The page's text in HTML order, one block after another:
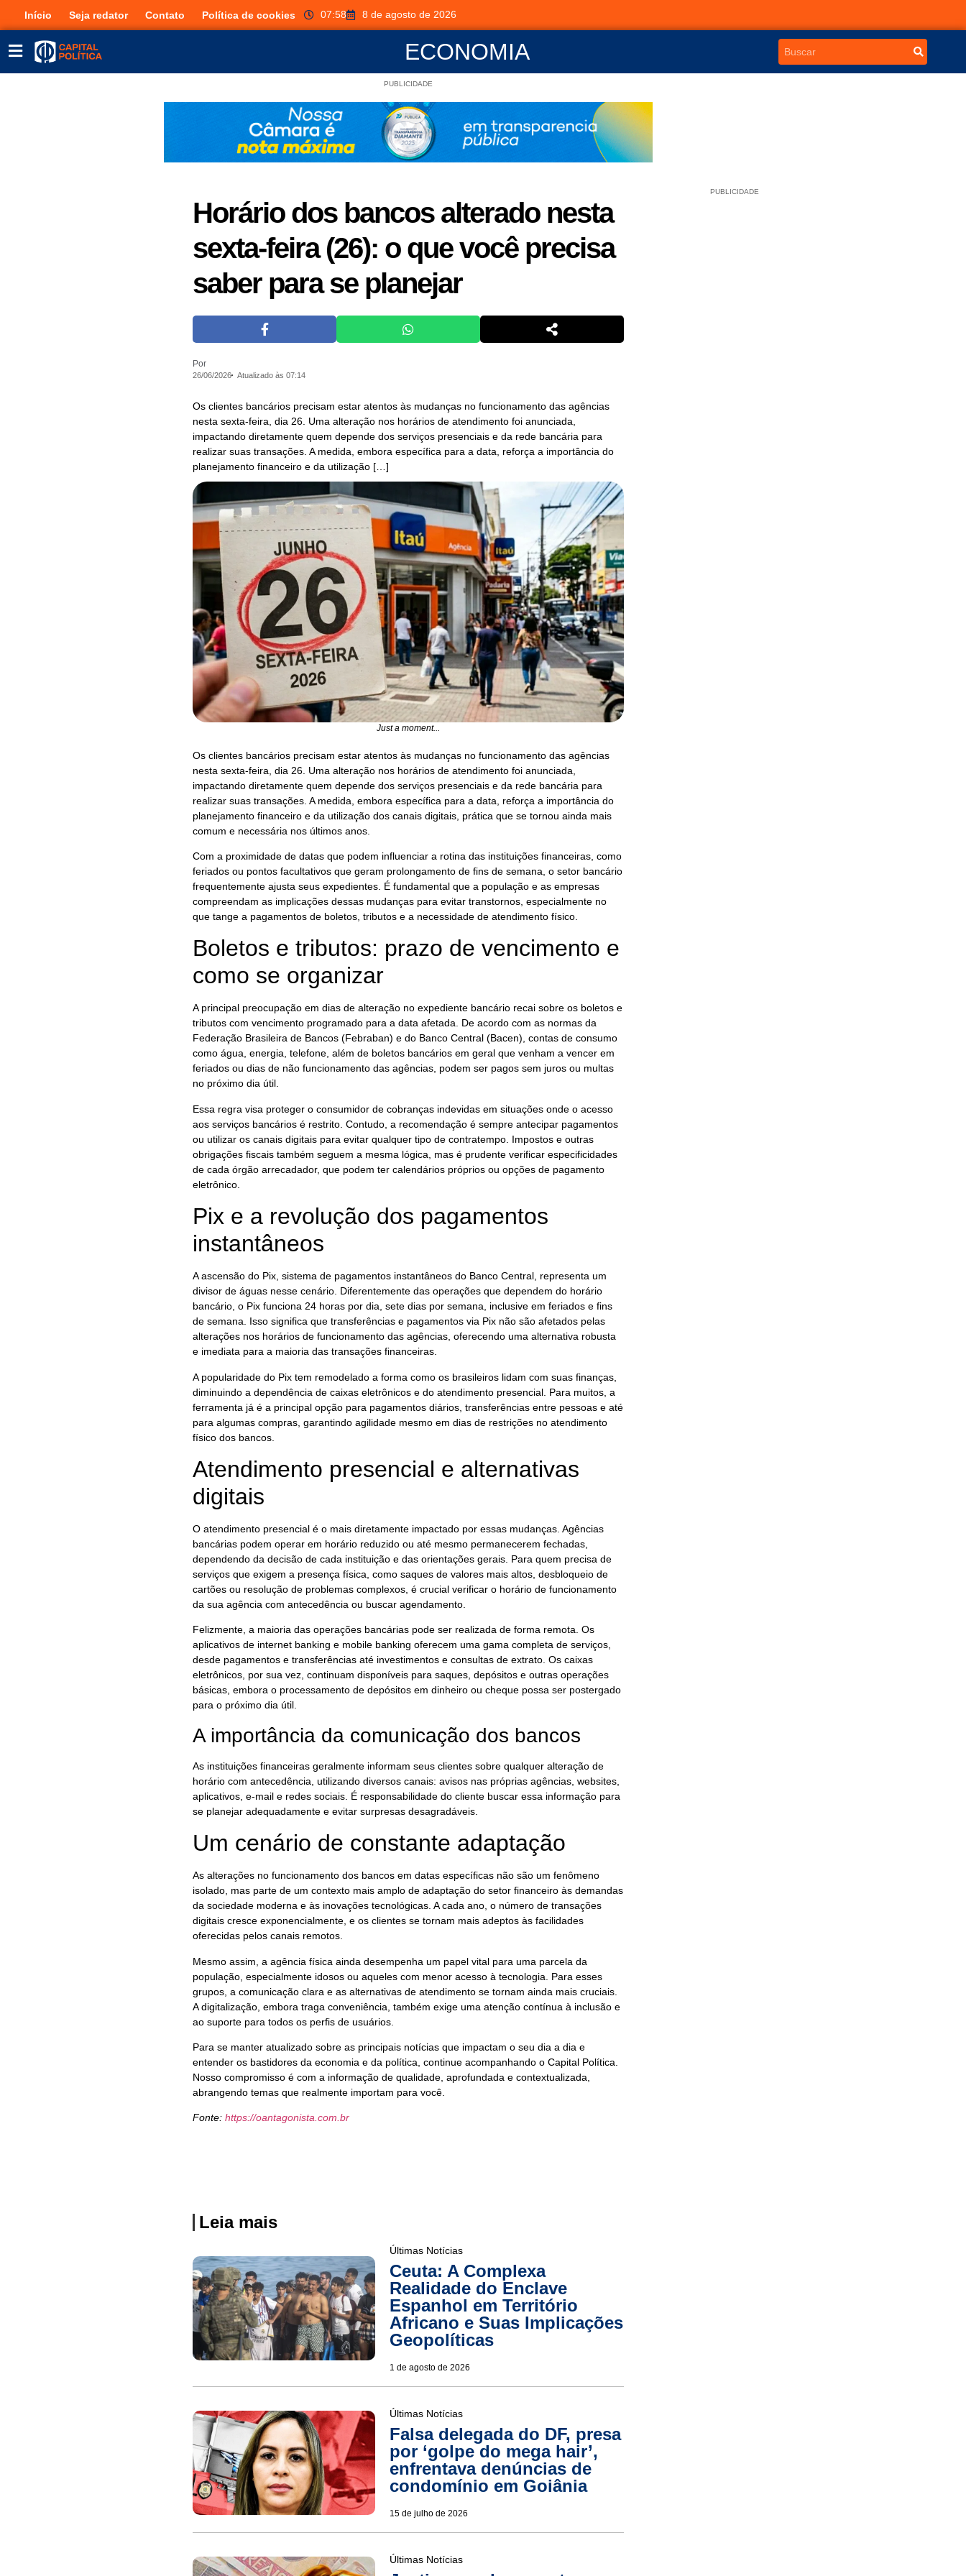
Início Seja redator Contato Política de cookies 07:58 8 de agosto de 2026
ECONOMIA
PUBLICIDADE
Horário dos bancos alterado nesta
sexta-feira (26): o que você precisa
saber para se planejar
Por
26/06/2026 Atualizado às 07:14
Os clientes bancários precisam estar atentos às mudanças no funcionamento das agências
nesta sexta-feira, dia 26. Uma alteração nos horários de atendimento foi anunciada,
impactando diretamente quem depende dos serviços presenciais e da rede bancária para
realizar suas transações. A medida, embora específica para a data, reforça a importância do
planejamento financeiro e da utilização […]
Just a moment...
Os clientes bancários precisam estar atentos às mudanças no funcionamento das agências
nesta sexta-feira, dia 26. Uma alteração nos horários de atendimento foi anunciada,
impactando diretamente quem depende dos serviços presenciais e da rede bancária para
realizar suas transações. A medida, embora específica para a data, reforça a importância do
planejamento financeiro e da utilização dos canais digitais, prática que se tornou ainda mais
comum e necessária nos últimos anos.
Com a proximidade de datas que podem influenciar a rotina das instituições financeiras, como
feriados ou pontos facultativos que geram prolongamento de fins de semana, o setor bancário
frequentemente ajusta seus expedientes. É fundamental que a população e as empresas
compreendam as implicações dessas mudanças para evitar transtornos, especialmente no
que tange a pagamentos de boletos, tributos e a necessidade de atendimento físico.
Boletos e tributos: prazo de vencimento e
como se organizar
A principal preocupação em dias de alteração no expediente bancário recai sobre os boletos e
tributos com vencimento programado para a data afetada. De acordo com as normas da
Federação Brasileira de Bancos (Febraban) e do Banco Central (Bacen), contas de consumo
como água, energia, telefone, além de boletos bancários em geral que venham a vencer em
feriados ou dias de não funcionamento das agências, podem ser pagos sem juros ou multas
no próximo dia útil.
Essa regra visa proteger o consumidor de cobranças indevidas em situações onde o acesso
aos serviços bancários é restrito. Contudo, a recomendação é sempre antecipar pagamentos
ou utilizar os canais digitais para evitar qualquer tipo de contratempo. Impostos e outras
obrigações fiscais também seguem a mesma lógica, mas é prudente verificar especificidades
de cada órgão arrecadador, que podem ter calendários próprios ou opções de pagamento
eletrônico.
Pix e a revolução dos pagamentos
instantâneos
A ascensão do Pix, sistema de pagamentos instantâneos do Banco Central, representa um
divisor de águas nesse cenário. Diferentemente das operações que dependem do horário
bancário, o Pix funciona 24 horas por dia, sete dias por semana, inclusive em feriados e fins
de semana. Isso significa que transferências e pagamentos via Pix não são afetados pelas
alterações nos horários de funcionamento das agências, oferecendo uma alternativa robusta
e imediata para a maioria das transações financeiras.
A popularidade do Pix tem remodelado a forma como os brasileiros lidam com suas finanças,
diminuindo a dependência de caixas eletrônicos e do atendimento presencial. Para muitos, a
ferramenta já é a principal opção para pagamentos diários, transferências entre pessoas e até
para algumas compras, garantindo agilidade mesmo em dias de restrições no atendimento
físico dos bancos.
Atendimento presencial e alternativas
digitais
O atendimento presencial é o mais diretamente impactado por essas mudanças. Agências
bancárias podem operar em horário reduzido ou até mesmo permanecerem fechadas,
dependendo da decisão de cada instituição e das orientações gerais. Para quem precisa de
serviços que exigem a presença física, como saques de valores mais altos, desbloqueio de
cartões ou resolução de problemas complexos, é crucial verificar o horário de funcionamento
da sua agência com antecedência ou buscar agendamento.
Felizmente, a maioria das operações bancárias pode ser realizada de forma remota. Os
aplicativos de internet banking e mobile banking oferecem uma gama completa de serviços,
desde pagamentos e transferências até investimentos e consultas de extrato. Os caixas
eletrônicos, por sua vez, continuam disponíveis para saques, depósitos e outras operações
básicas, embora o processamento de depósitos em dinheiro ou cheque possa ser postergado
para o próximo dia útil.
A importância da comunicação dos bancos
As instituições financeiras geralmente informam seus clientes sobre qualquer alteração de
horário com antecedência, utilizando diversos canais: avisos nas próprias agências, websites,
aplicativos, e-mail e redes sociais. É responsabilidade do cliente buscar essa informação para
se planejar adequadamente e evitar surpresas desagradáveis.
Um cenário de constante adaptação
As alterações no funcionamento dos bancos em datas específicas não são um fenômeno
isolado, mas parte de um contexto mais amplo de adaptação do setor financeiro às demandas
da sociedade moderna e às inovações tecnológicas. A cada ano, o número de transações
digitais cresce exponencialmente, e os clientes se tornam mais adeptos às facilidades
oferecidas pelos canais remotos.
Mesmo assim, a agência física ainda desempenha um papel vital para uma parcela da
população, especialmente idosos ou aqueles com menor acesso à tecnologia. Para esses
grupos, a comunicação clara e as alternativas de atendimento se tornam ainda mais cruciais.
A digitalização, embora traga conveniência, também exige uma atenção contínua à inclusão e
ao suporte para todos os perfis de usuários.
Para se manter atualizado sobre as principais notícias que impactam o seu dia a dia e
entender os bastidores da economia e da política, continue acompanhando o Capital Política.
Nosso compromisso é com a informação de qualidade, aprofundada e contextualizada,
abrangendo temas que realmente importam para você.
Fonte: https://oantagonista.com.br
Leia mais
Últimas Notícias
Ceuta: A Complexa
Realidade do Enclave
Espanhol em Território
Africano e Suas Implicações
Geopolíticas
1 de agosto de 2026
Últimas Notícias
Falsa delegada do DF, presa
por ‘golpe do mega hair’,
enfrentava denúncias de
condomínio em Goiânia
15 de julho de 2026
Últimas Notícias
PUBLICIDADE